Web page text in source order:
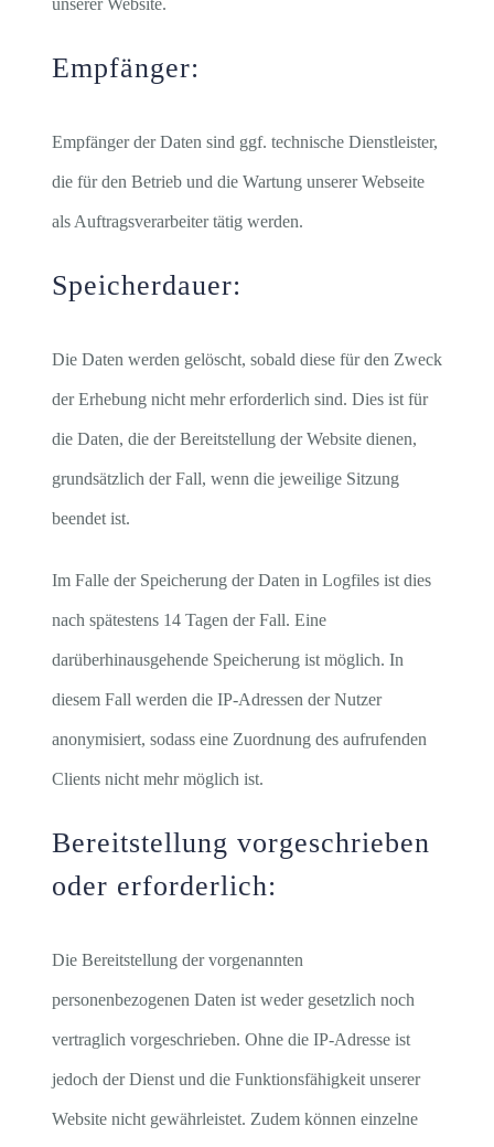
Empfänger:
Empfänger der Daten sind ggf. technische Dienstleister,
die für den Betrieb und die Wartung unserer Webseite
als Auftragsverarbeiter tätig werden.
Speicherdauer:
Die Daten werden gelöscht, sobald diese für den Zweck
der Erhebung nicht mehr erforderlich sind. Dies ist für
die Daten, die der Bereitstellung der Website dienen,
grundsätzlich der Fall, wenn die jeweilige Sitzung
beendet ist.
Im Falle der Speicherung der Daten in Logfiles ist dies
nach spätestens 14 Tagen der Fall. Eine
darüberhinausgehende Speicherung ist möglich. In
diesem Fall werden die IP-Adressen der Nutzer
anonymisiert, sodass eine Zuordnung des aufrufenden
Clients nicht mehr möglich ist.
Bereitstellung vorgeschrieben
oder erforderlich:
Die Bereitstellung der vorgenannten
personenbezogenen Daten ist weder gesetzlich noch
vertraglich vorgeschrieben. Ohne die IP-Adresse ist
jedoch der Dienst und die Funktionsfähigkeit unserer
Website nicht gewährleistet. Zudem können einzelne